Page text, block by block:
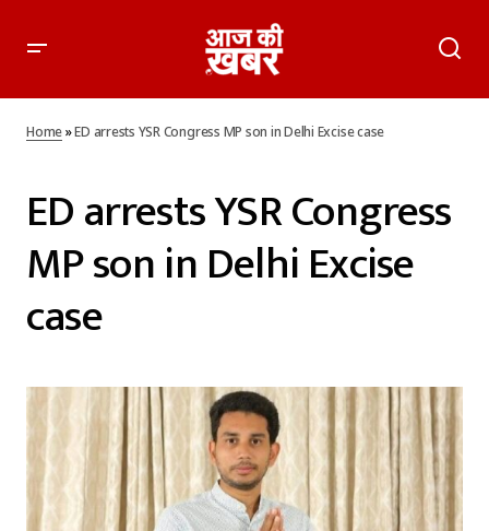
Home»ED arrests YSR Congress MP son in Delhi Excise case
ED arrests YSR Congress
MP son in Delhi Excise
case